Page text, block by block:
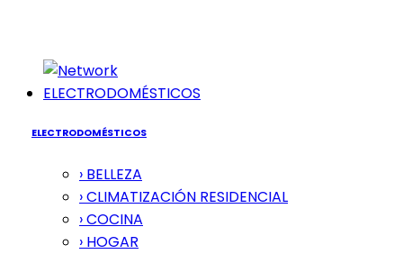
ELECTRODOMÉSTICOS
ELECTRODOMÉSTICOS
› BELLEZA
› CLIMATIZACIÓN RESIDENCIAL
› COCINA
› HOGAR